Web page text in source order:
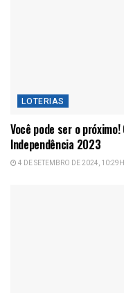
LOTERIAS
Você pode ser o
Independência 2023
4 DE SETEMBRO DE 2024, 10:29H